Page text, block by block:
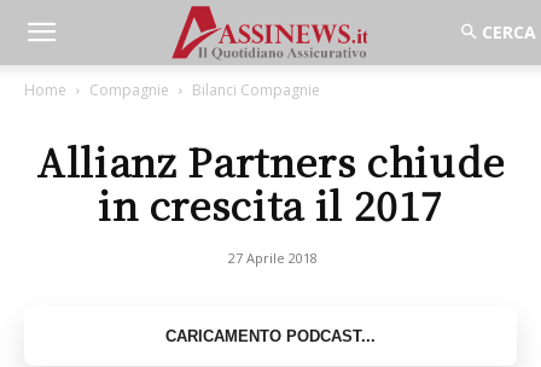
Home Compagnie Bilanci Compagnie
Allianz Partners chiude
in crescita il 2017
27 Aprile 2018